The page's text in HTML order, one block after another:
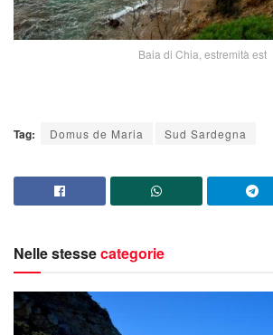
Baia di Chia, estremità est
Tag: Domus de Maria Sud Sardegna
Nelle stessecategorie